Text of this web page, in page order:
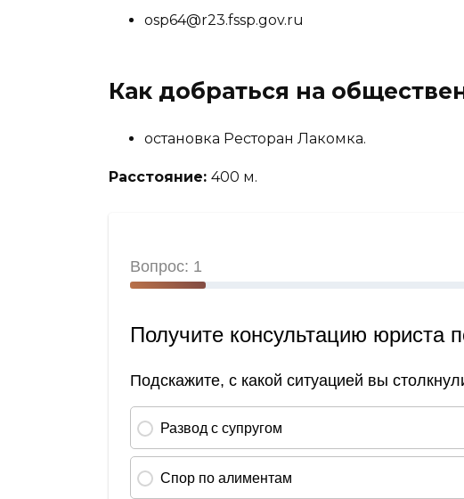
osp64@r23.fssp.gov.ru
Как добраться на
остановка Ресторан Лакомка.
Расстояние: 400 м.